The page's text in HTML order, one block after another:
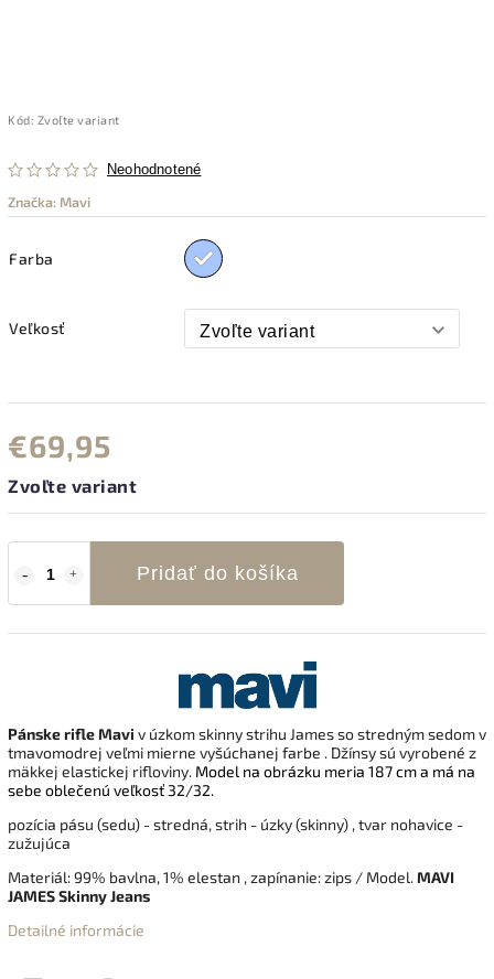
Kód: Zvoľte variant
Neohodnotené
Značka: Mavi
Farba
Veľkosť
€69,95
Zvoľte variant
Pridať do košíka
Pánske rifle Mavi v úzkom skinny strihu James so stredným sedom v
tmavomodrej veľmi mierne vyšúchanej farbe . Džínsy sú vyrobené z
mäkkej elastickej rifloviny. Model na obrázku meria 187 cm a má na
sebe oblečenú veľkosť 32/32.
pozícia pásu (sedu) - stredná, strih - úzky (skinny) , tvar nohavice -
zužujúca
Materiál: 99% bavlna, 1% elestan , zapínanie: zips / Model.MAVI
JAMES Skinny Jeans
Detailné informácie